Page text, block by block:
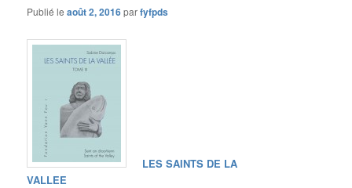
Publié leaoût 2, 2016parfyfpds
LES SAINTS DE LA
VALLEE